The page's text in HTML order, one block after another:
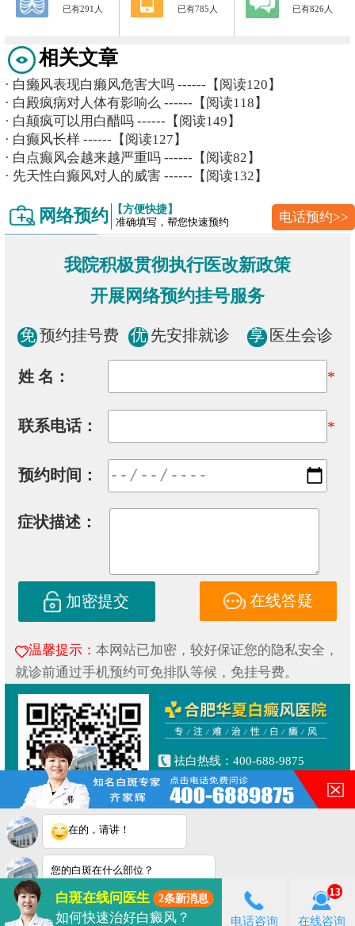
已有291人 已有785人 已有826人
相关文章
· 白癞风表现白癞风危害大吗 ------【阅读120】
· 白殿疯病对人体有影响么 ------【阅读118】
· 白颠疯可以用白醋吗 ------【阅读149】
· 白癫风长样 ------【阅读127】
· 白点癫风会越来越严重吗 ------【阅读82】
· 先天性白癫风对人的威害 ------【阅读132】
网络预约 【方便快捷】
准确填写，帮您快速预约 电话预约>>
我院积极贯彻执行医改新政策
开展网络预约挂号服务
免 预约挂号费 优 先安排就诊 享 医生会诊
姓 名： *
联系电话： *
预约时间：
症状描述：
加密提交 在线答疑
温馨提示： 本网站已加密，较好保证您的隐私安全，
就诊前通过手机预约可免排队等候，免挂号费。
祛白热线：400-688-9875
健康专线：130-0306-3616
合肥市铜陵路与合裕路交叉口
东北角（天成大厦旁）
Copyright © 2019
皖ICP备16014022号-1
皖公网安备 34010202600853号
在的，请讲！
您的白斑在什么部位？
连线专家 立即咨询
白斑在线问医生 2条新消息
如何快速治好白癜风？ 电话咨询 在线咨询